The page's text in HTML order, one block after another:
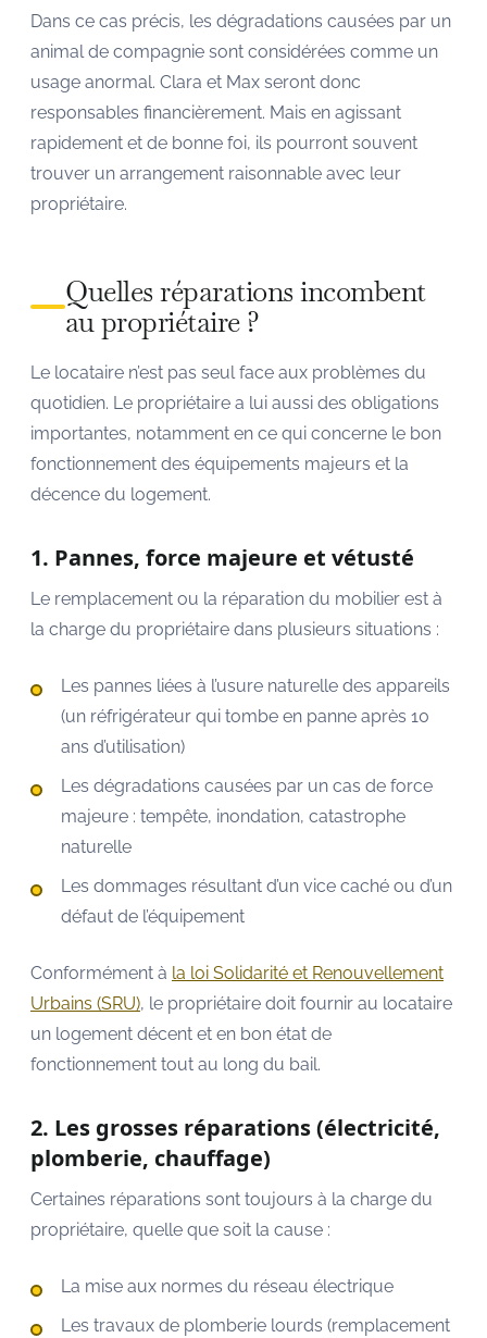
Dans ce cas précis, les dégradations causées par un
animal de compagnie sont considérées comme un
usage anormal. Clara et Max seront donc
responsables financièrement. Mais en agissant
rapidement et de bonne foi, ils pourront souvent
trouver un arrangement raisonnable avec leur
propriétaire.
Quelles réparations incombent
au propriétaire ?
Le locataire n’est pas seul face aux problèmes du
quotidien. Le propriétaire a lui aussi des obligations
importantes, notamment en ce qui concerne le bon
fonctionnement des équipements majeurs et la
décence du logement.
1. Pannes, force majeure et vétusté
Le remplacement ou la réparation du mobilier est à
la charge du propriétaire dans plusieurs situations :
Les pannes liées à l’usure naturelle des appareils
(un réfrigérateur qui tombe en panne après 10
ans d’utilisation)
Les dégradations causées par un cas de force
majeure : tempête, inondation, catastrophe
naturelle
Les dommages résultant d’un vice caché ou d’un
défaut de l’équipement
Conformément à la loi Solidarité et Renouvellement
Urbains (SRU), le propriétaire doit fournir au locataire
un logement décent et en bon état de
fonctionnement tout au long du bail.
2. Les grosses réparations (électricité,
plomberie, chauffage)
Certaines réparations sont toujours à la charge du
propriétaire, quelle que soit la cause :
La mise aux normes du réseau électrique
Les travaux de plomberie lourds (remplacement